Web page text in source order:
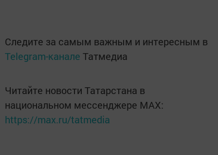
Следите за самым важным и интересным в
Telegram-канале Татмедиа
Читайте новости Татарстана в
национальном мессенджере MАХ:
https://max.ru/tatmedia